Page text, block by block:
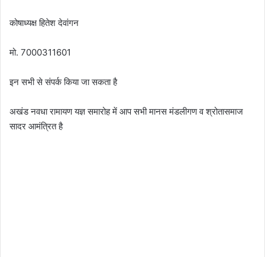
कोषाध्यक्ष हितेश देवांगन
मो. 7000311601
इन सभी से संपर्क किया जा सकता है
अखंड नवधा रामायण यज्ञ समारोह में आप सभी मानस मंडलीगण व श्रोतासमाज
सादर आमंत्रित है